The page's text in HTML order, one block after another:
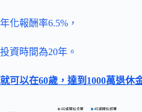
年化報酬率6.5%，
投資時間為20年。
就可以在60歲，達到1000萬退休